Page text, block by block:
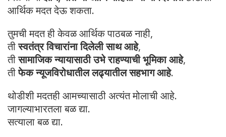
आर्थिक मदत देऊ शकता.
तुमची मदत ही केवळ आर्थिक पाठबळ नाही,
तीस्वतंत्र विचारांना दिलेली साथ आहे,
तीसामाजिक न्यायासाठी उभे राहण्याची भूमिका आहे,
तीफेक न्यूजविरोधातील लढ्यातील सहभाग आहे.
थोडीशी मदतही आमच्यासाठी अत्यंत मोलाची आहे.
जागल्याभारतला बळ द्या.
सत्याला बळ द्या.